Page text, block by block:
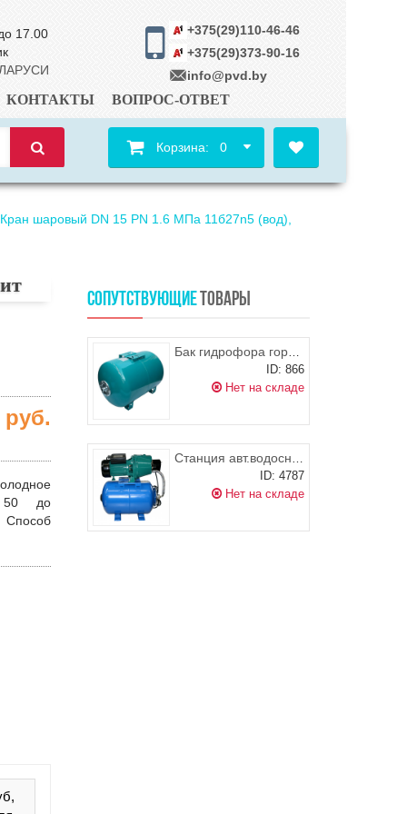
17.00
+375(29)110-46-46
+375(29)373-90-16
info@pvd.by
КОНТАКТЫ ВОПРОС-ОТВЕТ
Корзина: 0
шаровый DN 15 PN 1.6 МПа 11б27n5 (вод),
руб.
до
Способ
СОПУТСТВУЮЩИЕТОВАРЫ
Бак гидрофора горизонтальный (гидроаккумулятор) на 80л Omnigena
ID: 866
Нет на складе
Станция авт.водоснабжения IBO JET100(a) TF с баком 24л
ID: 4787
Нет на складе